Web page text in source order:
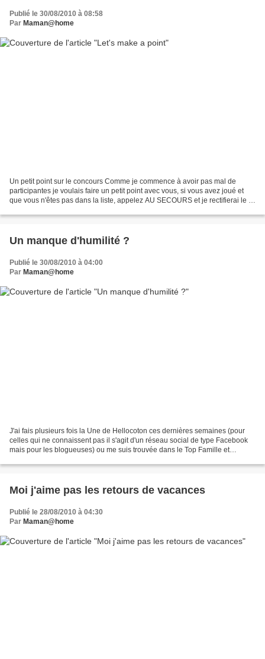
Publié le 30/08/2010 à 08:58
Par Maman@home
Un petit point sur le concours Comme je commence à avoir pas mal de
participantes je voulais faire un petit point avec vous, si vous avez joué et
que vous n'êtes pas dans la liste, appelez AU SECOURS et je rectifierai le tir
Un manque d'humilité ?
Publié le 30/08/2010 à 04:00
Par Maman@home
J'ai fais plusieurs fois la Une de Hellocoton ces dernières semaines (pour
celles qui ne connaissent pas il s'agit d'un réseau social de type Facebook
mais pour les blogueuses) ou me suis trouvée dans le Top Famille et
Moi j'aime pas les retours de vacances
Publié le 28/08/2010 à 04:30
Par Maman@home